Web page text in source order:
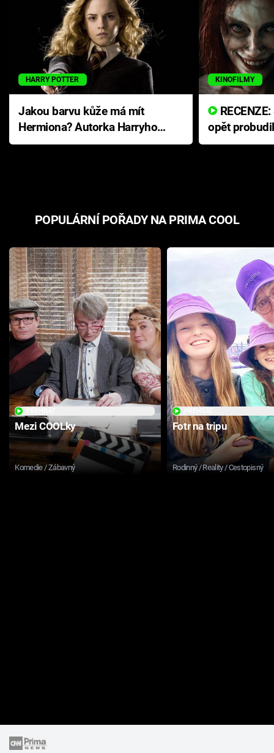
HARRY POTTER
Jakou barvu kůže má mít
Hermiona? Autorka Harryho
Pottera přišla s ráznou
KINOFILMY
opět
přichází s
POPULÁRNÍ POŘADY NA PRIMA COOL
Mezi COOLky
Komedie / Zábavný
Fotr na tripu
Rodinný / Reality / Cestopisný